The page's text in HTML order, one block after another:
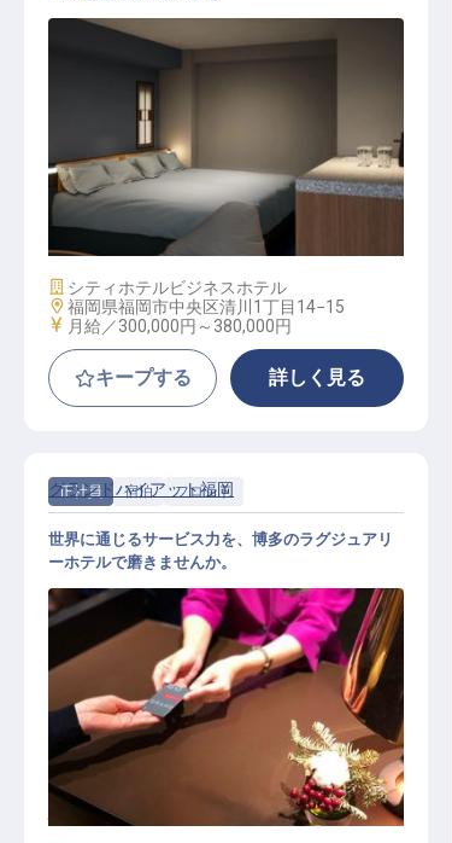
予約事務｜月給30万円〜／福岡の街
の中心部／月9日休み
施設業態
シティホテルビジネスホテル
勤務地
福岡県福岡市中央区清川1丁目14−15
給与
月給／300,000円～ 380,000円
キープする 詳しく見る
正社員 宿泊 フロント
フロントサービス｜年俸277万円～
／世界基準のラグジュアリーホテル
「グランドハイアット福岡」／未経
験歓迎・英会話を活かせる
グランドハイアット福岡
世界に通じるサービス力を、博多のラグジュアリ
ーホテルで磨きませんか。